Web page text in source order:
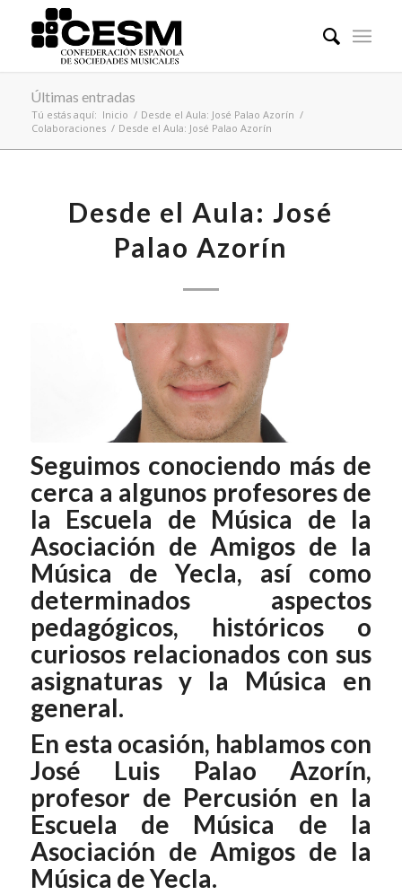
Últimas entradas
Tú estás aquí: Inicio / Desde el Aula: José Palao Azorín /
Colaboraciones / Desde el Aula: José Palao Azorín
Desde el Aula: José
Palao Azorín
Seguimos conociendo más de
cerca a algunos profesores de
la Escuela de Música de la
Asociación de Amigos de la
Música de Yecla, así como
determinados aspectos
pedagógicos, históricos o
curiosos relacionados con sus
asignaturas y la Música en
general.
En esta ocasión, hablamos con
José Luis Palao Azorín,
profesor de Percusión en la
Escuela de Música de la
Asociación de Amigos de la
Música de Yecla.